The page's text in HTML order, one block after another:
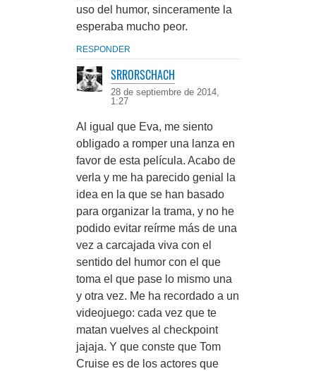
uso del humor, sinceramente la
esperaba mucho peor.
RESPONDER
SRRORSCHACH
28 de septiembre de 2014,
1:27
Al igual que Eva, me siento
obligado a romper una lanza en
favor de esta película. Acabo de
verla y me ha parecido genial la
idea en la que se han basado
para organizar la trama, y no he
podido evitar reírme más de una
vez a carcajada viva con el
sentido del humor con el que
toma el que pase lo mismo una
y otra vez. Me ha recordado a un
videojuego: cada vez que te
matan vuelves al checkpoint
jajaja. Y que conste que Tom
Cruise es de los actores que